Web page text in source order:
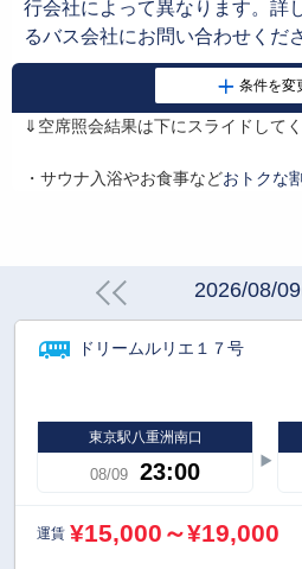
行会社によって異なります。詳
るバス会社にお問い合わせくだ
⇓空席照会結果は下にスライドして
・サウナ入浴やお食事などおトクな
2026/08/
ドリームルリエ１７号
東京駅八重洲南口
08/09 23:00
運賃 ¥15,000～¥19,000